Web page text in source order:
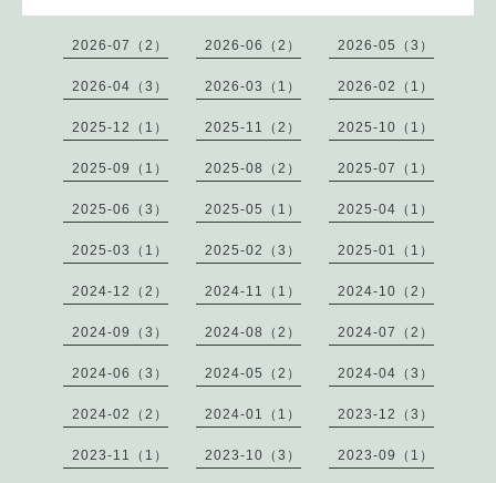
2026-07（2） 2026-06（2） 2026-05（3）
2026-04（3） 2026-03（1） 2026-02（1）
2025-12（1） 2025-11（2） 2025-10（1）
2025-09（1） 2025-08（2） 2025-07（1）
2025-06（3） 2025-05（1） 2025-04（1）
2025-03（1） 2025-02（3） 2025-01（1）
2024-12（2） 2024-11（1） 2024-10（2）
2024-09（3） 2024-08（2） 2024-07（2）
2024-06（3） 2024-05（2） 2024-04（3）
2024-02（2） 2024-01（1） 2023-12（3）
2023-11（1） 2023-10（3） 2023-09（1）